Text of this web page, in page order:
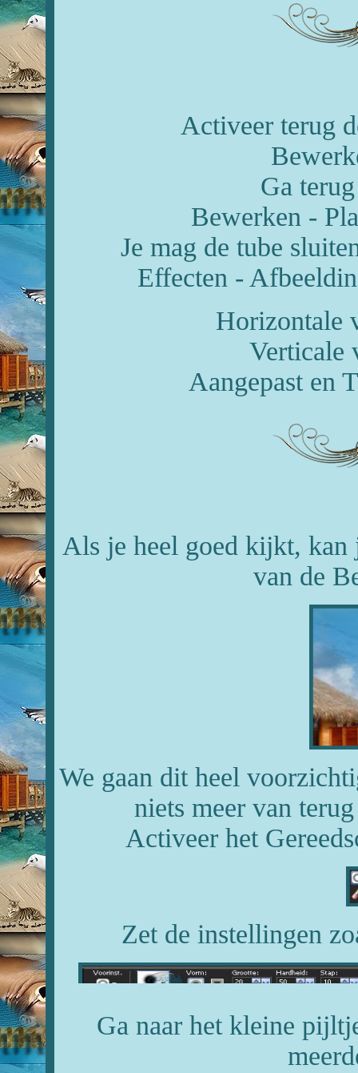
Activeer terug
Ga
Bewerken -
Je mag de tube
Effecten -
Horizontale
Verticale
Aangepast en
Als je heel goed kijkt, kan
van de
We gaan dit heel
niets meer van
Activeer het
Zet de instellingen
Ga naar het kleine